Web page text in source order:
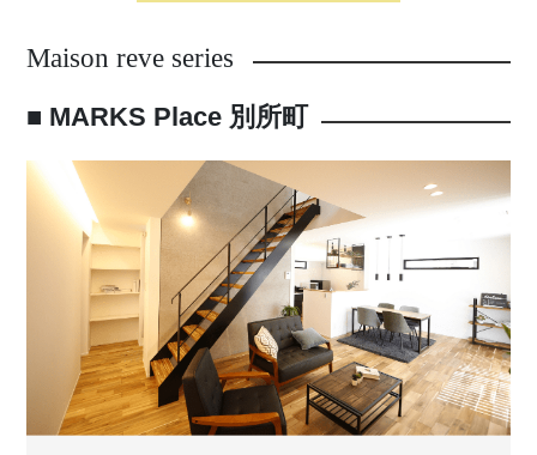
Maison reve series
■ MARKS Place 別所町